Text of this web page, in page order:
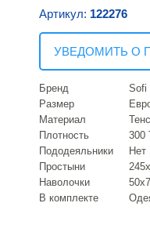
Артикул: 122276
УВЕДОМИТЬ О
Бренд
Sofi
Размер
Материал
Плотность
300
Пододеяльники
Нет
Простыни
Наволочки
В комплекте